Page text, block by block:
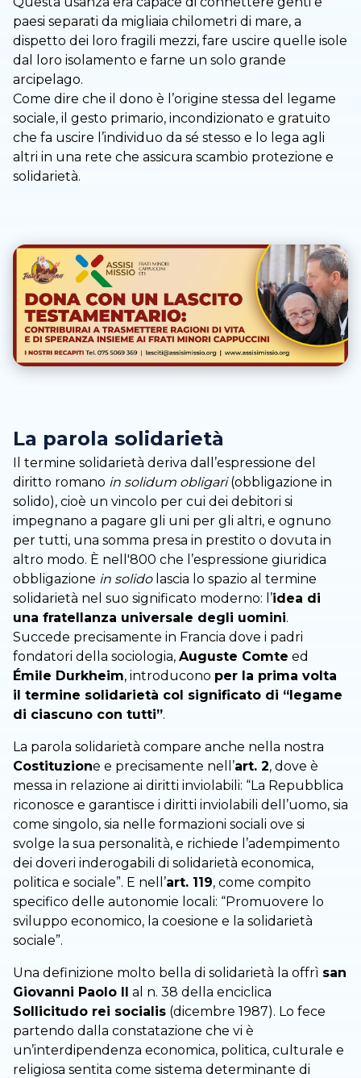
paesi separati da migliaia chilometri di mare, a
dispetto dei loro fragili mezzi, fare uscire quelle isole
dal loro isolamento e farne un solo grande
arcipelago.
Come dire che il dono è l’origine stessa del legame
sociale, il gesto primario, incondizionato e gratuito
che fa uscire l’individuo da sé stesso e lo lega agli
altri in una rete che assicura scambio protezione e
solidarietà.
La parola solidarietà
Il termine solidarietà deriva dall’espressione del
diritto romano in solidum obligari(obbligazione in
solido), cioè un vincolo per cui dei debitori si
impegnano a pagare gli uni per gli altri, e ognuno
per tutti, una somma presa in prestito o dovuta in
altro modo. È nell'800 che l’espressione giuridica
obbligazione in solidolascia lo spazio al termine
solidarietà nel suo significato moderno: l’idea di
una fratellanza universale degli uomini.
Succede precisamente in Francia dove i padri
fondatori della sociologia, Auguste Comte ed
Émile Durkheim, introducono per la prima volta
il termine solidarietà col significato di “legame
di ciascuno con tutti”.
La parola solidarietà compare anche nella nostra
Costituzione e precisamente nell’art. 2, dove è
messa in relazione ai diritti inviolabili: “La Repubblica
riconosce e garantisce i diritti inviolabili dell’uomo, sia
come singolo, sia nelle formazioni sociali ove si
svolge la sua personalità, e richiede l’adempimento
dei doveri inderogabili di solidarietà economica,
politica e sociale”. E nell’art. 119, come compito
specifico delle autonomie locali: “Promuovere lo
sviluppo economico, la coesione e la solidarietà
sociale”.
Una definizione molto bella di solidarietà la offrì san
Giovanni Paolo II al n. 38 della enciclica
Sollicitudo rei socialis (dicembre 1987). Lo fece
partendo dalla constatazione che vi è
un’interdipendenza economica, politica, culturale e
religiosa sentita come sistema determinante di